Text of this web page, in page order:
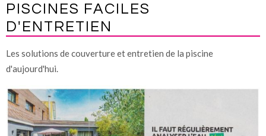
PISCINES FACILES
D'ENTRETIEN
Les solutions de couverture et entretien de la piscine
d'aujourd'hui.